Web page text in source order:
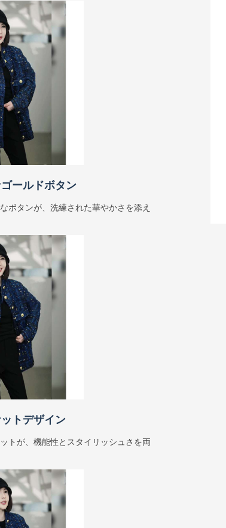
ールドボタン
ボタンが、洗練された華やかさを添え
トデザイン
トが、機能性とスタイリッシュさを両